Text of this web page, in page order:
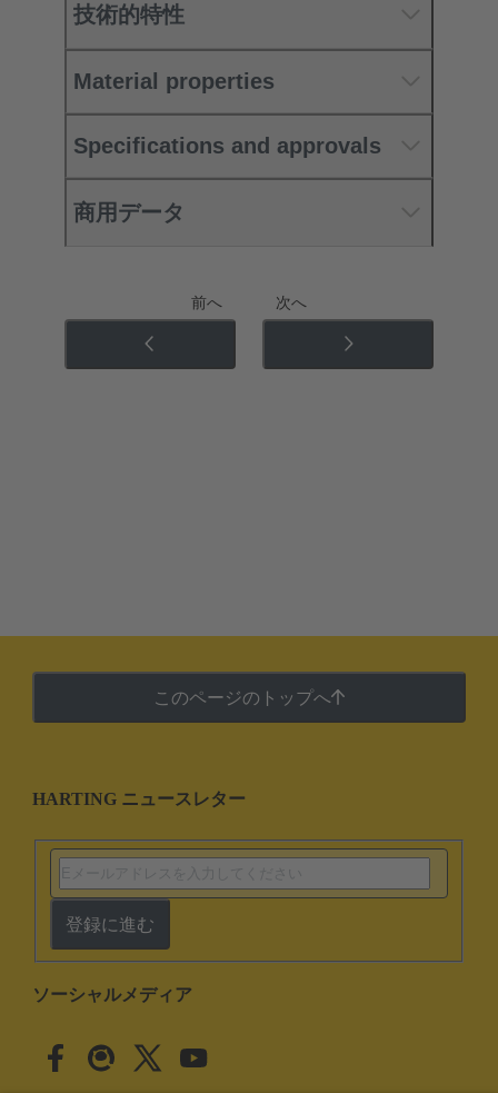
技術的特性
Material properties
Specifications and approvals
商用データ
前へ 次へ
このページのトップへ
HARTING ニュースレター
登録に進む
ソーシャルメディア